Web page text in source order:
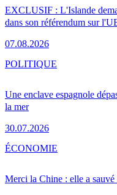
EXCLUSIF : L'Islande
dans son référendum sur
07.08.2026
Une enclave espagnole
la mer
30.07.2026
POLITIQUE
Merci la Chine : elle a
ÉCONOMIE